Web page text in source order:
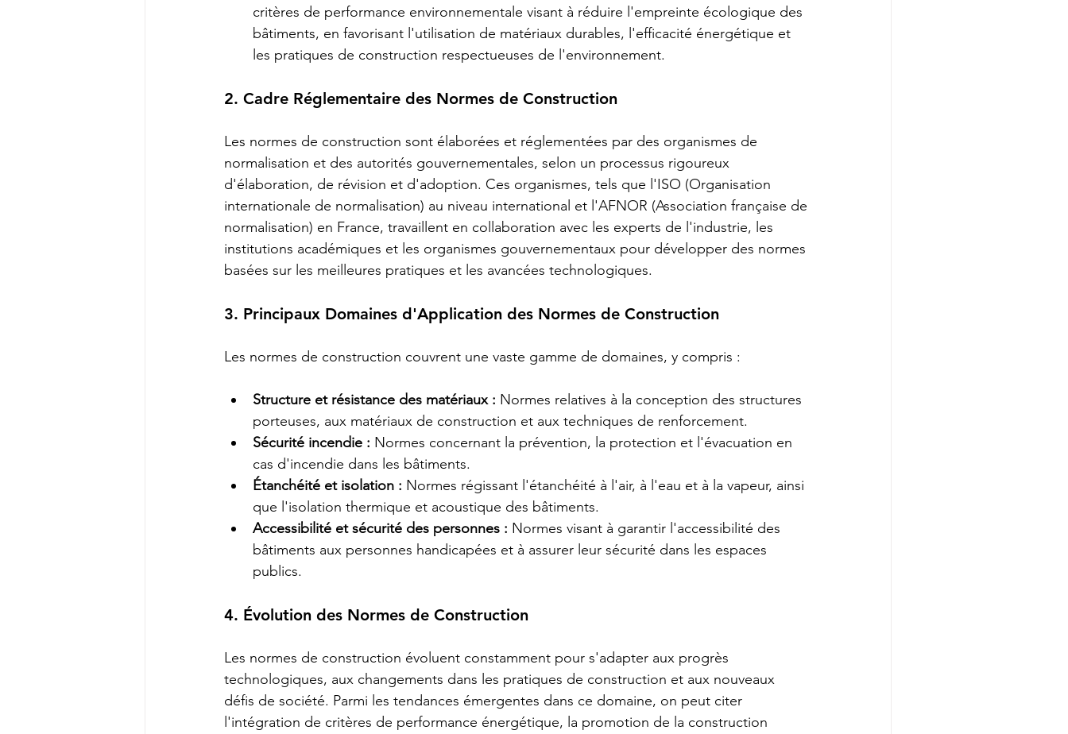
critères de performance environnementale visant à réduire l'empreinte écologique des
bâtiments, en favorisant l'utilisation de matériaux durables, l'efficacité énergétique et
les pratiques de construction respectueuses de l'environnement.
2. Cadre Réglementaire des Normes de Construction
Les normes de construction sont élaborées et réglementées par des organismes de
normalisation et des autorités gouvernementales, selon un processus rigoureux
d'élaboration, de révision et d'adoption. Ces organismes, tels que l'ISO (Organisation
internationale de normalisation) au niveau international et l'AFNOR (Association française de
normalisation) en France, travaillent en collaboration avec les experts de l'industrie, les
institutions académiques et les organismes gouvernementaux pour développer des normes
basées sur les meilleures pratiques et les avancées technologiques.
3. Principaux Domaines d'Application des Normes de Construction
Les normes de construction couvrent une vaste gamme de domaines, y compris :
Structure et résistance des matériaux : Normes relatives à la conception des structures
porteuses, aux matériaux de construction et aux techniques de renforcement.
Sécurité incendie : Normes concernant la prévention, la protection et l'évacuation en
cas d'incendie dans les bâtiments.
Étanchéité et isolation : Normes régissant l'étanchéité à l'air, à l'eau et à la vapeur, ainsi
que l'isolation thermique et acoustique des bâtiments.
Accessibilité et sécurité des personnes : Normes visant à garantir l'accessibilité des
bâtiments aux personnes handicapées et à assurer leur sécurité dans les espaces
publics.
4. Évolution des Normes de Construction
Les normes de construction évoluent constamment pour s'adapter aux progrès
technologiques, aux changements dans les pratiques de construction et aux nouveaux
défis de société. Parmi les tendances émergentes dans ce domaine, on peut citer
l'intégration de critères de performance énergétique, la promotion de la construction